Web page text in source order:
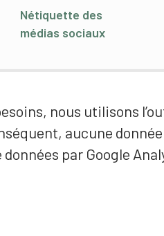
nous utilisons
aucune
données par Google
Nétiquette des
médias sociaux